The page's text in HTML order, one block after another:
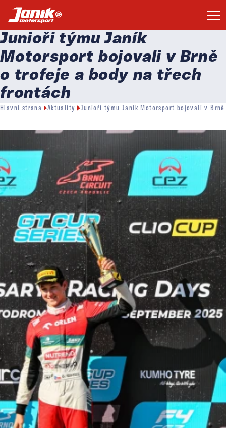
Junioři týmu Janík
Motorsport bojovali v Brně
o trofeje a body na třech
frontách
Hlavní strana Aktuality Junioři týmu Janík Motorsport bojovali v